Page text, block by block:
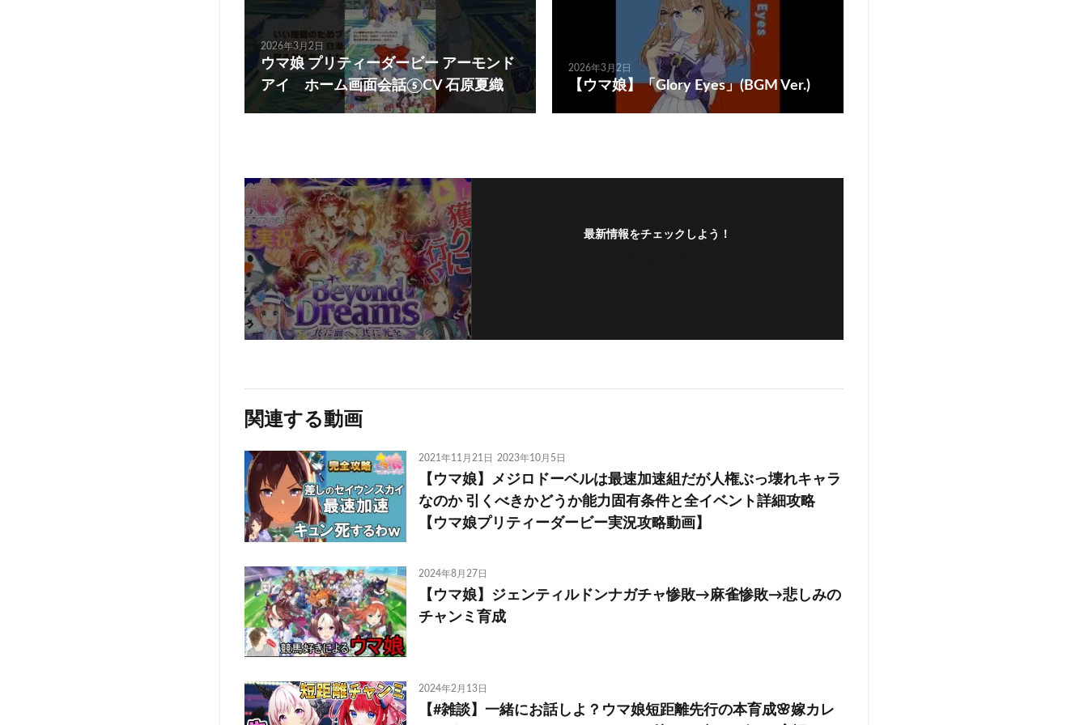
2026年3月2日
ウマ娘 プリティーダービー アーモンド
アイ ホーム画面会話⑤CV 石原夏織
2026年3月2日
【ウマ娘】「Glory Eyes」(BGM Ver.)
最新情報をチェックしよう！
関連する動画
2021年11月21日 2023年10月5日
【ウマ娘】メジロドーベルは最速加速組だが人権ぶっ壊れキャラ
なのか 引くべきかどうか能力固有条件と全イベント詳細攻略
【ウマ娘プリティーダービー実況攻略動画】
2024年8月27日
【ウマ娘】ジェンティルドンナガチャ惨敗→麻雀惨敗→悲しみの
チャンミ育成
2024年2月13日
【#雑談】一緒にお話しよ？ウマ娘短距離先行の本育成🌸嫁カレ